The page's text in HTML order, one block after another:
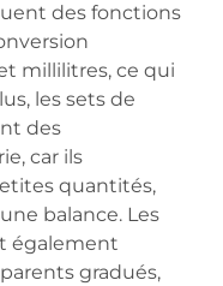
des fonctions
millilitres, ce qui
les sets de
des
car ils
quantités,
balance. Les
également
gradués,